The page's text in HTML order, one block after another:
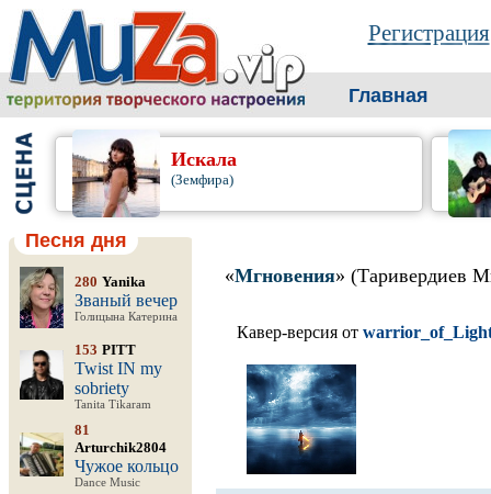
Регистрация
Главная
Искала
(Земфира)
Песня дня
280 Yanika
Званый вечер
Голицына Катерина
153 PITT
Twist IN my
sobriety
Tanita Tikaram
81
Arturchik2804
Чужое кольцо
Dance Music
«Мгновения» (Таривердиев
Кавер-версия от